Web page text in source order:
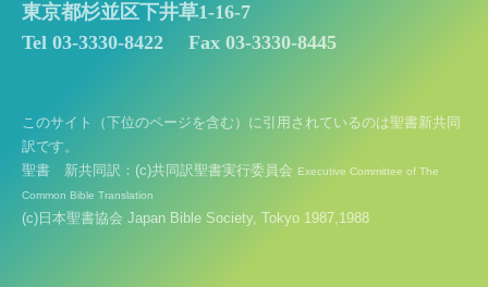
東京都杉並区下井草1-16-7
Tel 03-3330-8422
Fax 03-3330-8445
このサイト（下位のページを含む）に引用されているのは聖書新共同
訳です。
聖書 新共同訳：(c)共同訳聖書実行委員会 Executive Committee of The
Common Bible Translation
(c)日本聖書協会 Japan Bible Society, Tokyo 1987,1988